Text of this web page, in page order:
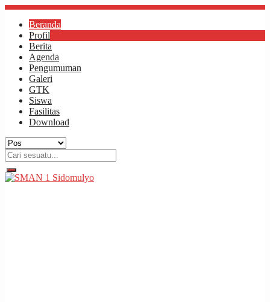
Beranda
Profil
Berita
Agenda
Pengumuman
Galeri
GTK
Siswa
Fasilitas
Download